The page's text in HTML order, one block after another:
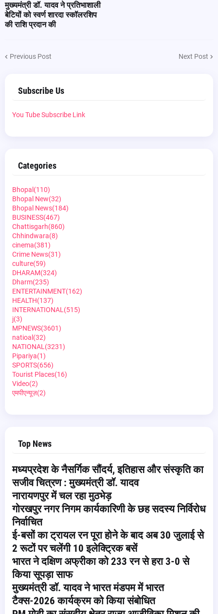
मुख्यमंत्री डॉ. यादव ने प्रतिभाशाली
बेटियों को स्वर्ण शारदा स्कॉलरशिप
की राशि प्रदान की
Previous Post Next Post
Subscribe Us
You Tube Subscribe Link
Categories
Bhopal (110)
Bhopal New(32)
Bhopal News(184)
BUSINESS(467)
Chattisgarh(860)
Chhindwara(8)
cinema(381)
Crime News(31)
culture(59)
DHARAM(324)
Dharm(235)
ENTERTAINMENT(162)
HEALTH(137)
INTERNATIONAL (515)
j(3)
MPNEWS(3601)
natioal (32)
NATIONAL (3231)
Pipariya(1)
SPORTS(656)
Tourist Places(16)
Video(2)
एमपीएन्यूज़(2)
Top News
मध्यप्रदेश के नैसर्गिक सौंदर्य, इतिहास और संस्कृति का
सजीव चित्रण : मुख्यमंत्री डॉ. यादव
नारायणपुर में चल रहा मुठभेड़
गोरखपुर नगर निगम कार्यकारिणी के छह सदस्य निर्विरोध
निर्वाचित
ई-बसों का ट्रायल रन पूरा होने के बाद अब 30 जुलाई से
2 रूटों पर चलेंगी 10 इलेक्ट्रिक बसें
भारत ने दक्षिण अफ्रीका को 233 रन से हरा 3-0 से
किया सूपड़ा साफ
मुख्यमंत्री डॉ. यादव ने भारत मंडपम में भारत
टैक्स-2026 कार्यक्रम को किया संबोधित